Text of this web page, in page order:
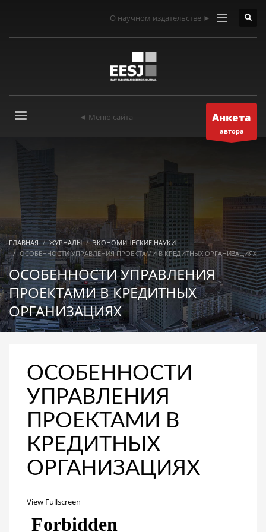
О научном издательстве ►
◄ Меню сайта Анкета
автора
ГЛАВНАЯ ЖУРНАЛЫ
ЭКОНОМИЧЕСКИЕ НАУКИ
ОСОБЕННОСТИ УПРАВЛЕНИЯ ПРОЕКТАМИ В КРЕДИТНЫХ ОРГАНИЗАЦИЯХ
ОСОБЕННОСТИ УПРАВЛЕНИЯ
ПРОЕКТАМИ В КРЕДИТНЫХ
ОРГАНИЗАЦИЯХ
ОСОБЕННОСТИ
УПРАВЛЕНИЯ
ПРОЕКТАМИ В
КРЕДИТНЫХ
ОРГАНИЗАЦИЯХ
View Fullscreen